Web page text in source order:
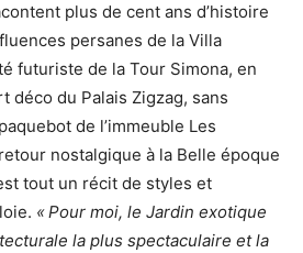
plus de cent ans d’histoire
persanes de la Villa
futuriste de la Tour Simona, en
déco du Palais Zigzag, sans
de l’immeuble Les
nostalgique à la Belle époque
tout un récit de styles et
« Pour moi, le Jardin exotique
la plus spectaculaire et la